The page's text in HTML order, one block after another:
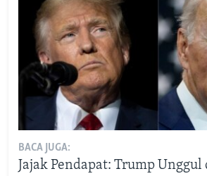
BACA JUGA:
Jajak Pendapat: Trump